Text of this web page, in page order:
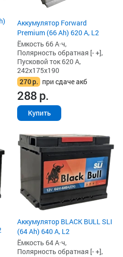
Аккумулятор Forward
Premium (66 Ah) 620 А, L2
Ёмкость 66 А·ч,
Полярность обратная [- +],
Пусковой ток 620 А,
242x175x190
270р. при сдаче акб
288р.
Купить
Аккумулятор BLACK BULL SLI
(64 Ah) 640 А, L2
Ёмкость 64 А·ч,
Полярность обратная [- +],